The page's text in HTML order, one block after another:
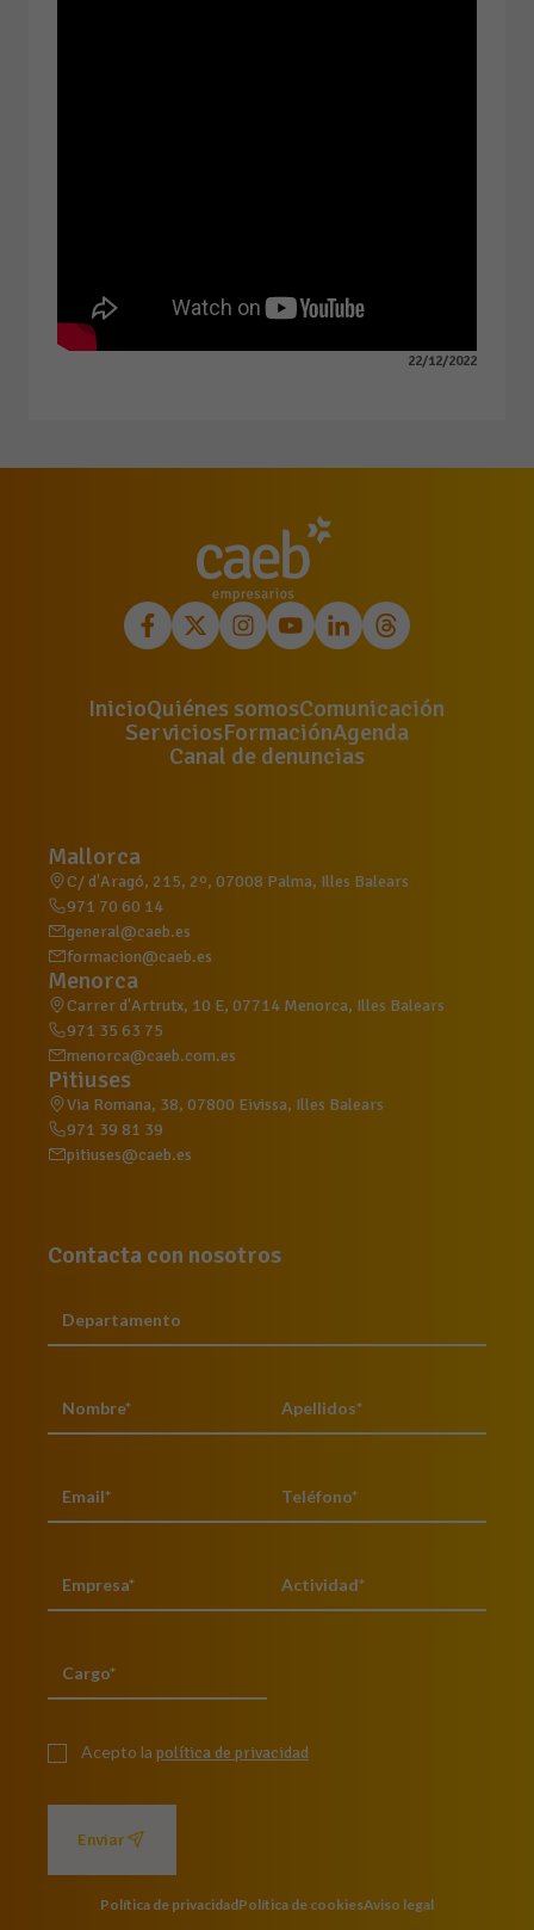
22/12/2022
InicioQuiénes somosComunicación
ServiciosFormaciónAgenda
Canal de denuncias
Mallorca
C/ d'Aragó, 215, 2º, 07008 Palma, Illes Balears
971 70 60 14
general@caeb.es
formacion@caeb.es
Menorca
Carrer d'Artrutx, 10 E, 07714 Menorca, Illes Balears
971 35 63 75
menorca@caeb.com.es
Pitiuses
Via Romana, 38, 07800 Eivissa, Illes Balears
971 39 81 39
pitiuses@caeb.es
Contacta con nosotros
Acepto la política de privacidad
Enviar
Política de privacidadPolítica de cookiesAviso legal